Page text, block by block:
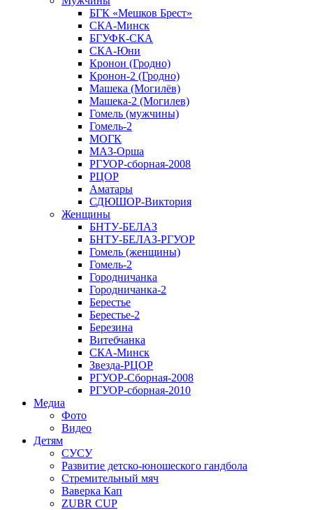
БГК «Мешков Брест»
СКА-Минск
БГУФК-СКА
СКА-Юни
Кронон (Гродно)
Кронон-2 (Гродно)
Машека (Могилёв)
Машека-2 (Могилев)
Гомель (мужчины)
Гомель-2
МОГК
МАЗ-Орша
РГУОР-сборная-2008
РЦОР
Аматары
СДЮШОР-Виктория
Женщины
БНТУ-БЕЛАЗ
БНТУ-БЕЛАЗ-РГУОР
Гомель (женщины)
Гомель-2
Городничанка
Городничанка-2
Берестье
Берестье-2
Березина
Витебчанка
СКА-Минск
Звезда-РЦОР
РГУОР-Сборная-2008
РГУОР-сборная-2010
Медиа
Фото
Видео
Детям
СУСУ
Развитие детско-юношеского гандбола
Стремительный мяч
Ваверка Кап
ZUBR CUP